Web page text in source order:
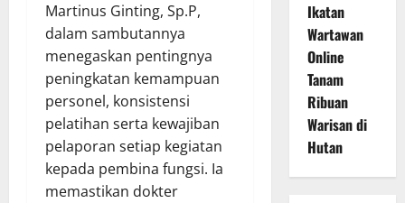
Martinus Ginting, Sp.P,
dalam sambutannya
menegaskan pentingnya
peningkatan kemampuan
personel, konsistensi
pelatihan serta kewajiban
pelaporan setiap kegiatan
kepada pembina fungsi. Ia
memastikan dokter
Ikatan
Wartawan
Online
Tanam
Ribuan
Warisan di
Hutan